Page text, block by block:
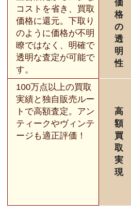
コストを省き、買取
価格に還元。下取り
のように価格が不明
瞭ではなく、明確で
透明な査定が可能で
す。
価
格
の
透
明
性
100万点以上の買取
実績と独自販売ルー
トで高額査定。アン
ティークやヴィンテ
ージも適正評価！
高
額
買
取
実
現